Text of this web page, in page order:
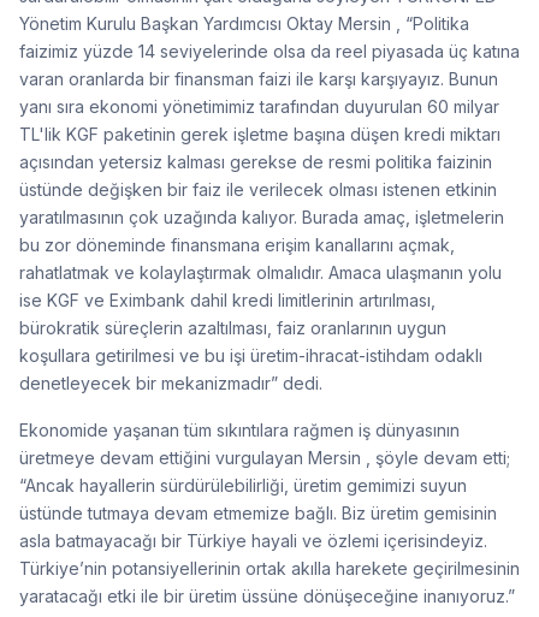
Yönetim Kurulu Başkan Yardımcısı Oktay Mersin , “Politika
faizimiz yüzde 14 seviyelerinde olsa da reel piyasada üç katına
varan oranlarda bir finansman faizi ile karşı karşıyayız. Bunun
yanı sıra ekonomi yönetimimiz tarafından duyurulan 60 milyar
TL'lik KGF paketinin gerek işletme başına düşen kredi miktarı
açısından yetersiz kalması gerekse de resmi politika faizinin
üstünde değişken bir faiz ile verilecek olması istenen etkinin
yaratılmasının çok uzağında kalıyor. Burada amaç, işletmelerin
bu zor döneminde finansmana erişim kanallarını açmak,
rahatlatmak ve kolaylaştırmak olmalıdır. Amaca ulaşmanın yolu
ise KGF ve Eximbank dahil kredi limitlerinin artırılması,
bürokratik süreçlerin azaltılması, faiz oranlarının uygun
koşullara getirilmesi ve bu işi üretim-ihracat-istihdam odaklı
denetleyecek bir mekanizmadır” dedi.
Ekonomide yaşanan tüm sıkıntılara rağmen iş dünyasının
üretmeye devam ettiğini vurgulayan Mersin , şöyle devam etti;
“Ancak hayallerin sürdürülebilirliği, üretim gemimizi suyun
üstünde tutmaya devam etmemize bağlı. Biz üretim gemisinin
asla batmayacağı bir Türkiye hayali ve özlemi içerisindeyiz.
Türkiye’nin potansiyellerinin ortak akılla harekete geçirilmesinin
yaratacağı etki ile bir üretim üssüne dönüşeceğine inanıyoruz.”